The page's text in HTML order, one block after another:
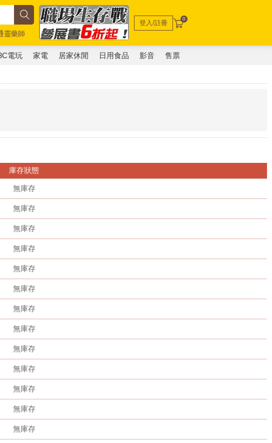
靈藥師
登入/註冊 0
電玩 家電 居家休閒 日用食品 影音 售票
庫存狀態
無庫存
無庫存
無庫存
無庫存
無庫存
無庫存
無庫存
無庫存
無庫存
無庫存
無庫存
無庫存
無庫存